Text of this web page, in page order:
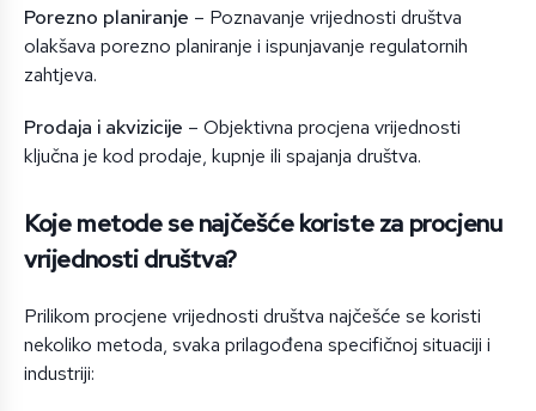
Porezno planiranje – Poznavanje vrijednosti društva
olakšava porezno planiranje i ispunjavanje regulatornih
zahtjeva.
Prodaja i akvizicije – Objektivna procjena vrijednosti
ključna je kod prodaje, kupnje ili spajanja društva.
Koje metode se najčešće koriste za procjenu
vrijednosti društva?
Prilikom procjene vrijednosti društva najčešće se koristi
nekoliko metoda, svaka prilagođena specifičnoj situaciji i
industriji: